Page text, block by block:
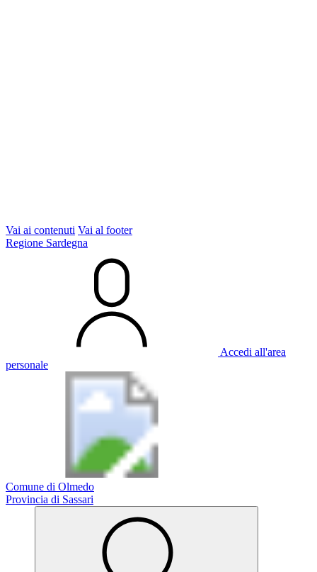
Vai ai contenuti Vai al footer
Regione Sardegna
Accedi all'area
personale
Comune di Olmedo
Provincia di Sassari